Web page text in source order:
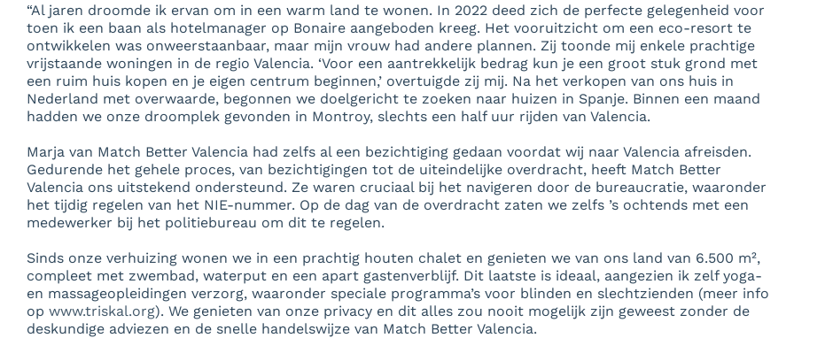
“Al jaren droomde ik ervan om in een warm land te wonen. In 2022 deed zich de perfecte gelegenheid voor
toen ik een baan als hotelmanager op Bonaire aangeboden kreeg. Het vooruitzicht om een eco-resort te
ontwikkelen was onweerstaanbaar, maar mijn vrouw had andere plannen. Zij toonde mij enkele prachtige
vrijstaande woningen in de regio Valencia. ‘Voor een aantrekkelijk bedrag kun je een groot stuk grond met
een ruim huis kopen en je eigen centrum beginnen,’ overtuigde zij mij. Na het verkopen van ons huis in
Nederland met overwaarde, begonnen we doelgericht te zoeken naar huizen in Spanje. Binnen een maand
hadden we onze droomplek gevonden in Montroy, slechts een half uur rijden van Valencia.
Marja van Match Better Valencia had zelfs al een bezichtiging gedaan voordat wij naar Valencia afreisden.
Gedurende het gehele proces, van bezichtigingen tot de uiteindelijke overdracht, heeft Match Better
Valencia ons uitstekend ondersteund. Ze waren cruciaal bij het navigeren door de bureaucratie, waaronder
het tijdig regelen van het NIE-nummer. Op de dag van de overdracht zaten we zelfs ’s ochtends met een
medewerker bij het politiebureau om dit te regelen.
Sinds onze verhuizing wonen we in een prachtig houten chalet en genieten we van ons land van 6.500 m²,
compleet met zwembad, waterput en een apart gastenverblijf. Dit laatste is ideaal, aangezien ik zelf yoga-
en massageopleidingen verzorg, waaronder speciale programma’s voor blinden en slechtzienden (meer info
op www.triskal.org). We genieten van onze privacy en dit alles zou nooit mogelijk zijn geweest zonder de
deskundige adviezen en de snelle handelswijze van Match Better Valencia.